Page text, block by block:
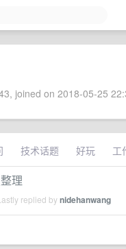
joined on 2018-05-25
技术话题 好玩 工
理
replied bynidehanwang